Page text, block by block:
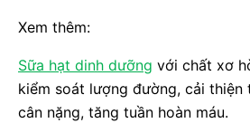
Xem thêm:
Sữa hạt dinh dưỡng với chất xơ
kiểm soát lượng đường, cải thiện
cân nặng, tăng tuần hoàn máu.